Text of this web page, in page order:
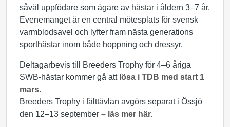
såväl uppfödare som ägare av hästar i åldern 3–7 år.
Evenemanget är en central mötesplats för svensk
varmblodsavel och lyfter fram nästa generations
sporthästar inom både hoppning och dressyr.
Deltagarbevis till Breeders Trophy för 4–6 åriga
SWB-hästar kommer gå att lösa i TDB med start 1
mars.
Breeders Trophy i fälttävlan avgörs separat i Össjö
den 12–13 september – läs mer här.